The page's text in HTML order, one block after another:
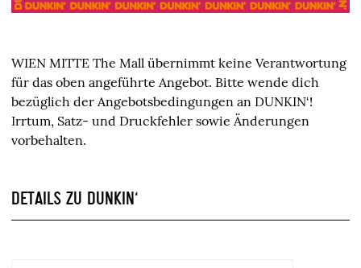
WIEN MITTE The Mall übernimmt keine Verantwortung
für das oben angeführte Angebot. Bitte wende dich
bezüglich der Angebotsbedingungen an DUNKIN‘!
Irrtum, Satz- und Druckfehler sowie Änderungen
vorbehalten.
DETAILS ZU DUNKIN‘